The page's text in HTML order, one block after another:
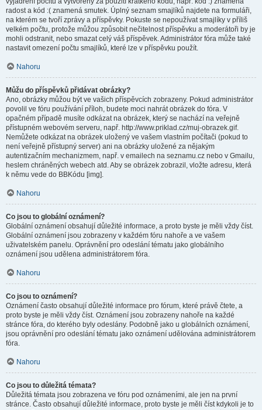
radost a kód :( znamená smutek. Úplný seznam smajlíků najdete na formuláři,
na kterém se tvoří zprávy a příspěvky. Pokuste se nepoužívat smajlíky v příliš
velkém počtu, protože můžou způsobit nečitelnost příspěvku a moderátoři by je
mohli odstranit, nebo smazat celý váš příspěvek. Administrátor fóra může také
nastavit omezení počtu smajlíků, které lze v příspěvku použít.
Nahoru
Můžu do příspěvků přidávat obrázky?
Ano, obrázky můžou být ve vašich příspěvcích zobrazeny. Pokud administrátor
povolil ve fóru používání příloh, budete moci nahrát obrázek do fóra. V
opačném případě musíte odkázat na obrázek, který se nachází na veřejně
přístupném webovém serveru, např. http://www.priklad.cz/muj-obrazek.gif.
Nemůžete odkázat na obrázek uložený ve vašem vlastním počítači (pokud to
není veřejně přístupný server) ani na obrázky uložené za nějakým
autentizačním mechanizmem, např. v emailech na seznamu.cz nebo v Gmailu,
heslem chráněných webech atd. Aby se obrázek zobrazil, vložte adresu, která
k němu vede do BBKódu [img].
Nahoru
Co jsou to globální oznámení?
Globální oznámení obsahují důležité informace, a proto byste je měli vždy číst.
Globální oznámení jsou zobrazeny v každém fóru nahoře a ve vašem
uživatelském panelu. Oprávnění pro odeslání tématu jako globálního
oznámení jsou udělena administrátorem fóra.
Nahoru
Co jsou to oznámení?
Oznámení často obsahují důležité informace pro fórum, které právě čtete, a
proto byste je měli vždy číst. Oznámení jsou zobrazeny nahoře na každé
stránce fóra, do kterého byly odeslány. Podobně jako u globálních oznámení,
jsou oprávnění pro odeslání tématu jako oznámení udělována administrátorem
fóra.
Nahoru
Co jsou to důležitá témata?
Důležitá témata jsou zobrazena ve fóru pod oznámeními, ale jen na první
stránce. Často obsahují důležité informace, proto byste je měli číst kdykoli je to